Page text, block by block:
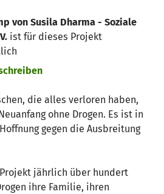
von Susila Dharma - Soziale
ist für dieses Projekt
die alles verloren haben,
ohne Drogen. Es ist in
gegen die Ausbreitung
jährlich über hundert
ihre Familie, ihren